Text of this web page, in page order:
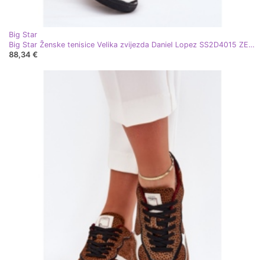
Big Star
Big Star Ženske tenisice Velika zvijezda Daniel Lopez SS2D4015 ZEBRA BEIGE bež
88,34 €